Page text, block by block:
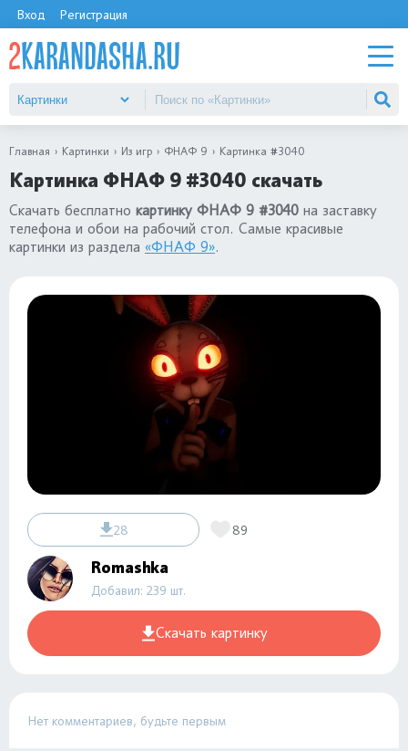
Вход Регистрация
Главная Картинки Из игр ФНАФ 9 Картинка #3040
Картинка ФНАФ 9 #3040 скачать
Скачать бесплатно картинку ФНАФ 9 #3040 на заставку
телефона и обои на рабочий стол. Самые красивые
картинки из раздела «ФНАФ 9».
28 89
Romashka
Добавил: 239 шт.
Скачать картинку
Нет комментариев, будьте первым